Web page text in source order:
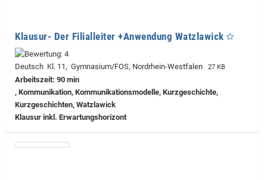
Klausur- Der Filialleiter +Anwendung Watzlawick
Deutsch Kl. 11, Gymnasium/FOS, Nordrhein-Westfalen 27 KB
Arbeitszeit: 90 min
, Kommunikation, Kommunikationsmodelle, Kurzgeschichte,
Kurzgeschichten, Watzlawick
Klausur inkl. Erwartungshorizont